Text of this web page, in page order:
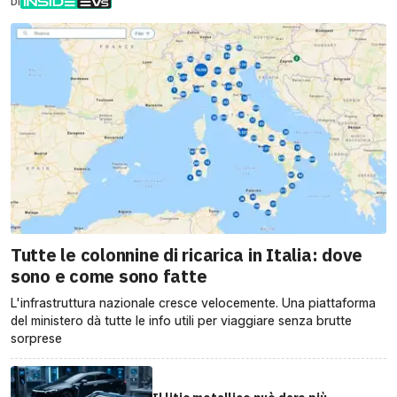
Tutte le colonnine di ricarica in Italia: dove
sono e come sono fatte
L'infrastruttura nazionale cresce velocemente. Una piattaforma
del ministero dà tutte le info utili per viaggiare senza brutte
sorprese